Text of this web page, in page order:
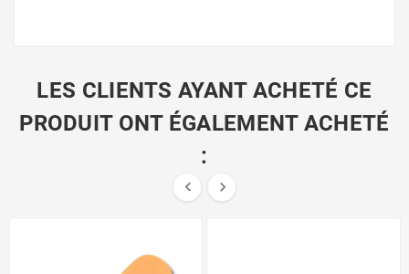
LES CLIENTS AYANT ACHETÉ CE
PRODUIT ONT ÉGALEMENT ACHETÉ
:
 